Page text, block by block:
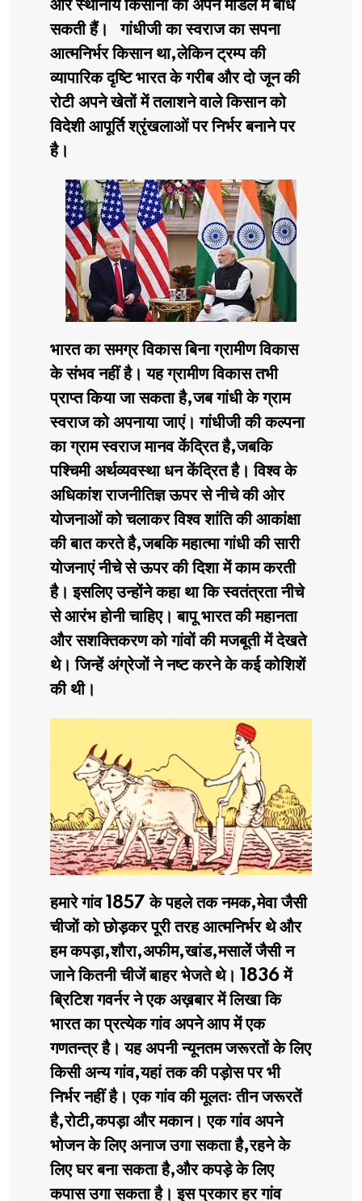
और स्थानीय किसानों को अपने मॉडल में बांध
सकती हैं। गांधीजी का स्वराज का सपना
आत्मनिर्भर किसान था,लेकिन ट्रम्प की
व्यापारिक दृष्टि भारत के गरीब और दो जून की
रोटी अपने खेतों में तलाशने वाले किसान को
विदेशी आपूर्ति श्रृंखलाओं पर निर्भर बनाने पर
है।
भारत का समग्र विकास बिना ग्रामीण विकास
के संभव नहीं है। यह ग्रामीण विकास तभी
प्राप्त किया जा सकता है,जब गांधी के ग्राम
स्वराज को अपनाया जाएं। गांधीजी की कल्पना
का ग्राम स्वराज मानव केंद्रित है,जबकि
पश्चिमी अर्थव्यवस्था धन केंद्रित है। विश्व के
अधिकांश राजनीतिज्ञ ऊपर से नीचे की ओर
योजनाओं को चलाकर विश्व शांति की आकांक्षा
की बात करते है,जबकि महात्मा गांधी की सारी
योजनाएं नीचे से ऊपर की दिशा में काम करती
है। इसलिए उन्होंने कहा था कि स्वतंत्रता नीचे
से आरंभ होनी चाहिए। बापू भारत की महानता
और सशक्तिकरण को गांवों की मजबूती में देखते
थे। जिन्हें अंग्रेजों ने नष्ट करने के कई कोशिशें
की थी।
हमारे गांव 1857 के पहले तक नमक,मेवा जैसी
चीजों को छोड़कर पूरी तरह आत्मनिर्भर थे और
हम कपड़ा,शौरा,अफीम,खांड,मसालें जैसी न
जाने कितनी चीजें बाहर भेजते थे। 1836 में
ब्रिटिश गवर्नर ने एक अख़बार में लिखा कि
भारत का प्रत्येक गांव अपने आप में एक
गणतन्त्र है। यह अपनी न्यूनतम जरूरतों के लिए
किसी अन्य गांव,यहां तक की पड़ोस पर भी
निर्भर नहीं है। एक गांव की मूलतः तीन जरूरतें
है,रोटी,कपड़ा और मकान। एक गांव अपने
भोजन के लिए अनाज उगा सकता है,रहने के
लिए घर बना सकता है,और कपड़े के लिए
कपास उगा सकता है। इस प्रकार हर गांव